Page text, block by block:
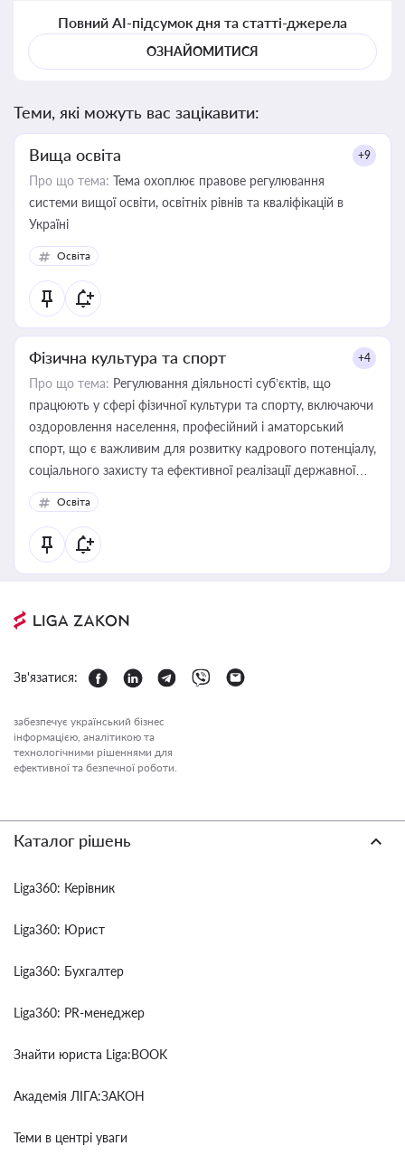
Повний AI-підсумок дня та статті-джерела
ОЗНАЙОМИТИСЯ
Теми, які можуть вас зацікавити:
Вища освіта +9
Про що тема: Тема охоплює правове регулювання
системи вищої освіти, освітніх рівнів та кваліфікацій в
Україні
Освіта
Фізична культура та спорт +4
Про що тема: Регулювання діяльності суб’єктів, що
працюють у сфері фізичної культури та спорту, включаючи
оздоровлення населення, професійний і аматорський
спорт, що є важливим для розвитку кадрового потенціалу,
соціального захисту та ефективної реалізації державної
політики у цій галузі
Освіта
Зв'язатися:
забезпечує український бізнес
інформацією, аналітикою та
технологічними рішеннями для
ефективної та безпечної роботи.
Каталог рішень
Liga360: Керівник
Liga360: Юрист
Liga360: Бухгалтер
Liga360: PR-менеджер
Знайти юриста Liga:BOOK
Академія ЛІГА:ЗАКОН
Теми в центрі уваги